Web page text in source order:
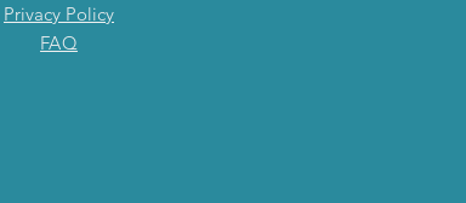
Privacy Policy
FAQ